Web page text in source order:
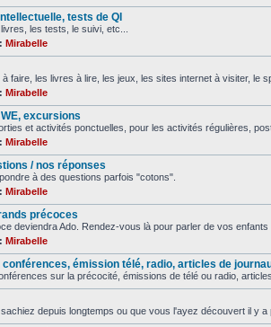
tests de QI
les tests, le suivi, etc...
Mirabelle
à faire, les livres à lire, les jeux, les sites internet à visiter, le
Mirabelle
excursions
et activités ponctuelles, pour les activités régulières,
Mirabelle
/ nos réponses
à des questions parfois "cotons".
Mirabelle
précoces
deviendra Ado. Rendez-vous là pour parler de vos
Mirabelle
conférences, émission télé, radio, articles de
sur la précocité, émissions de télé ou radio,
depuis longtemps ou que vous l'ayez découvert il y